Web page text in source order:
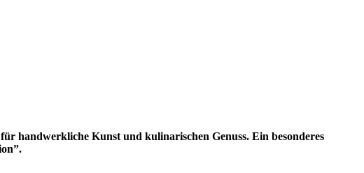
handwerkliche Kunst und kulinarischen Genuss. Ein besonderes